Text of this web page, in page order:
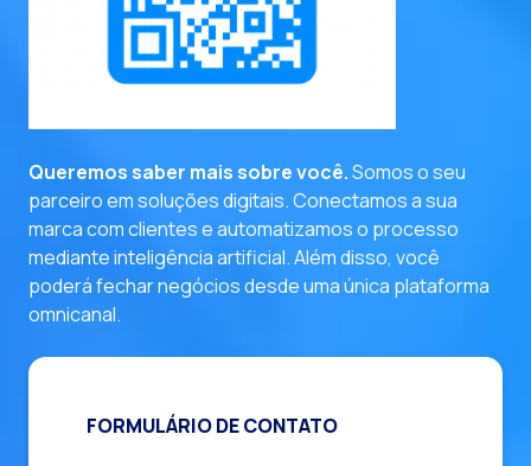
Queremos saber mais sobre você.Somos o seu
parceiro em soluções digitais. Conectamos a sua
marca com clientes e automatizamos o processo
mediante inteligência artificial. Além disso, você
poderá fechar negócios desde uma única plataforma
omnicanal.
FORMULÁRIO DE CONTATO